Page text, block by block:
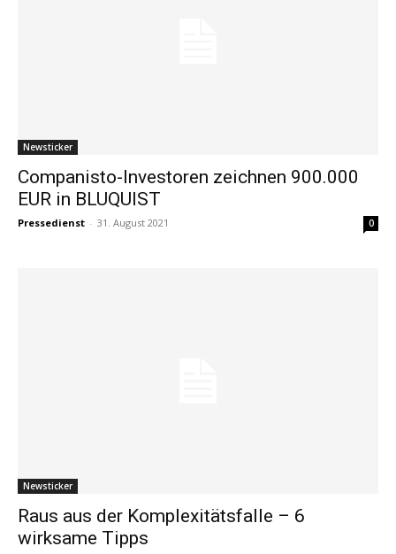
Newsticker
Companisto-Investoren zeichnen 900.000
EUR in BLUQUIST
Pressedienst - 31. August 2021 0
Newsticker
Raus aus der Komplexitätsfalle – 6
wirksame Tipps